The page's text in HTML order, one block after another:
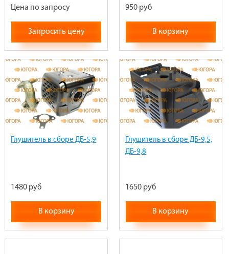
Цена по запросу
Запросить цену
950 руб
В корзину
Глушитель в сборе ДБ-5,9
1480 руб
В корзину
Глушитель в сборе ДБ-9,5,
ДБ-9,8
1650 руб
В корзину